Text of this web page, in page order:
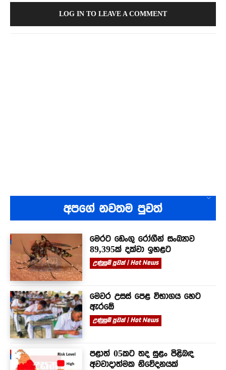
LOG IN TO LEAVE A COMMENT
අපගේ නවතම පුවත්
මෙරට ඩෙංගු රෝගීන් සංඛ්‍යාව
89,395ක් දක්වා ඉහළට
උණුසුම් පුවත් | Hot News
මෙවර උසස් පෙළ විභාගය හෙට
ඇරඹේ
උණුසුම් පුවත් | Hot News
පළාත් 05කට තද සුළං පිළිබඳ
අවවාදාත්මක නිවේදනයක්